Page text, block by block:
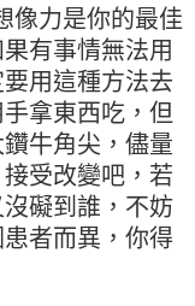
像力是你的最佳
有事情無法用
用這種方法去
拿東西吃，但
牛角尖，儘量
受改變吧，若
礙到誰，不妨
者而異，你得